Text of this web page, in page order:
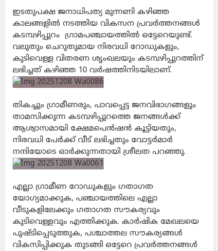
ഇടതുപക്ഷ ജനാധിപത്യ മുന്നണി കഴിഞ്ഞ
കാലങ്ങളിൽ നടത്തിയ വികസന പ്രവർത്തനങ്ങൾ
കടമ്പഴിപ്പുറം ഗ്രാമപഞ്ചായത്തിൽ ഒട്ടേറെയുണ്ട്.
വലുതും ചെറുതുമായ നിരവധി റോഡുകളും,
കുടിവെള്ള വിതരണ ശൃംഖലയും കടമ്പഴിപ്പുറത്തിന്
ലഭിച്ചത് കഴിഞ്ഞ 10 വർഷത്തിനിടയിലാണ്.
തികച്ചും ഗ്രാമീണരും, പാവപ്പെട്ട ജനവിഭാഗങ്ങളും
താമസിക്കുന്ന കടമ്പഴിപ്പുറത്തെ ജനങ്ങൾക്ക്
ആശ്വാസമായി ക്ഷേമപെൻഷൻ കൂട്ടിയതും,
നിരവധി പേർക്ക് വീട് ലഭിച്ചതും വോട്ടർമാർ
നന്ദിയോടെ ഓർക്കുന്നതായി ശ്രീലത പറഞ്ഞു.
എല്ലാ ഗ്രാമീണ റോഡുകളും ഗതാഗത
യോഗ്യമാക്കുക, പഞ്ചായത്തിലെ എല്ലാ
വീടുകളിലേക്കും ഗതാഗത സൗകര്യവും
കുടിവെള്ളവും എത്തിക്കുക. കാർഷിക മേഖലയെ
പുഷ്ടിപ്പെടുത്തുക, പശ്ചാത്തല സൗകര്യങ്ങൾ
വികസിപ്പിക്കുക തുടങ്ങി ഒട്ടേറെ പ്രവർത്തനങ്ങൾ